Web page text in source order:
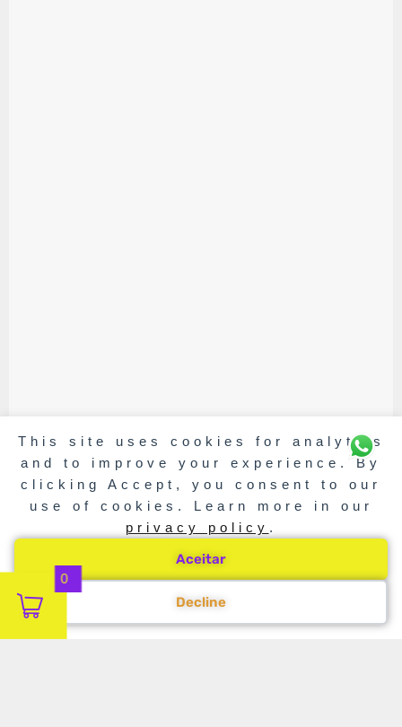
This site uses cookies for analytics
and to improve your experience. By
clicking Accept, you consent to our
use of cookies. Learn more in our
privacy policy .
Aceitar
Decline
0